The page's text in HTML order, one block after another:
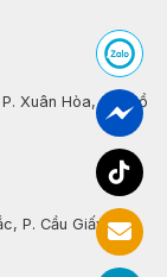
Xuân Hòa, Tp. Hồ
P. Cầu Giấy, Hà